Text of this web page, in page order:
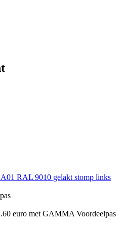
RAL 9010 gelakt stomp links
euro met GAMMA Voordeelpas